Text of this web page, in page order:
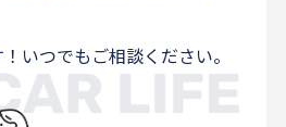
いつでもご相談ください。